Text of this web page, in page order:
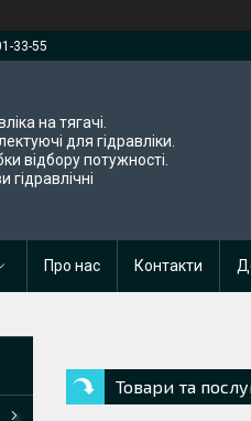
33-55
на тягачі.
для гідравліки.
відбору потужності.
гідравлічні
Про нас Контакти
Товари та